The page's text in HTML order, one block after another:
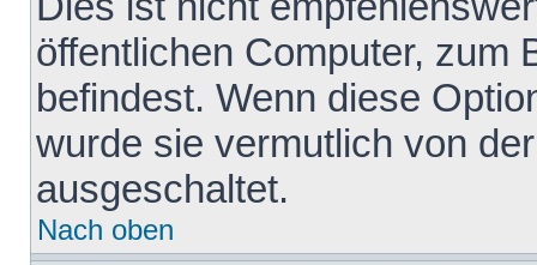
öffentlichen Computer, zum
befindest. Wenn diese
wurde sie vermutlich von
ausgeschaltet.
Nach oben